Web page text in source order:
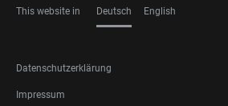
This website in Deutsch English
FOOTER
LEGAL
Datenschutzerklärung
Impressum